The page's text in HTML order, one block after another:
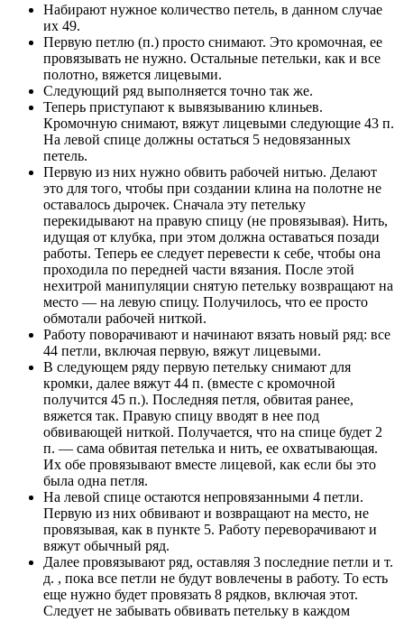
Набирают нужное количество петель, в данном случае
их 49.
Первую петлю (п.) просто снимают. Это кромочная, ее
провязывать не нужно. Остальные петельки, как и все
полотно, вяжется лицевыми.
Следующий ряд выполняется точно так же.
Теперь приступают к вывязыванию клиньев.
Кромочную снимают, вяжут лицевыми следующие 43 п.
На левой спице должны остаться 5 недовязанных
петель.
Первую из них нужно обвить рабочей нитью. Делают
это для того, чтобы при создании клина на полотне не
оставалось дырочек. Сначала эту петельку
перекидывают на правую спицу (не провязывая). Нить,
идущая от клубка, при этом должна оставаться позади
работы. Теперь ее следует перевести к себе, чтобы она
проходила по передней части вязания. После этой
нехитрой манипуляции снятую петельку возвращают на
место — на левую спицу. Получилось, что ее просто
обмотали рабочей ниткой.
Работу поворачивают и начинают вязать новый ряд: все
44 петли, включая первую, вяжут лицевыми.
В следующем ряду первую петельку снимают для
кромки, далее вяжут 44 п. (вместе с кромочной
получится 45 п.). Последняя петля, обвитая ранее,
вяжется так. Правую спицу вводят в нее под
обвивающей ниткой. Получается, что на спице будет 2
п. — сама обвитая петелька и нить, ее охватывающая.
Их обе провязывают вместе лицевой, как если бы это
была одна петля.
На левой спице остаются непровязанными 4 петли.
Первую из них обвивают и возвращают на место, не
провязывая, как в пункте 5. Работу переворачивают и
вяжут обычный ряд.
Далее провязывают ряд, оставляя 3 последние петли и т.
д. , пока все петли не будут вовлечены в работу. То есть
еще нужно будет провязать 8 рядков, включая этот.
Следует не забывать обвивать петельку в каждом